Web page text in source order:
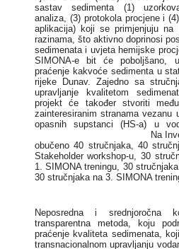
sastav sedimenta (1)
analiza, (3) protokola procjene i
aplikacija) koji se primjenjuju
razinama, što aktivno doprinosi
sedimenata i uvjeta hemijske
SIMONA-e bit će poboljšano,
praćenje kakvoće sedimenta u
rijeke Dunav. Zajedno sa
upravljanje kvalitetom
projekt će također stvoriti
zainteresiranim stranama vezanu
opasnih supstanci (HS-a) u
Na Inventory
obučeno 40 stručnjaka, 40
Stakeholder workshop-u, 30
1. SIMONA treningu, 30
30 stručnjaka na 3. SIMONA
Neposredna i
transparentna metoda, koju
praćenje kvaliteta sedimenata,
transnacionalnom upravljanju